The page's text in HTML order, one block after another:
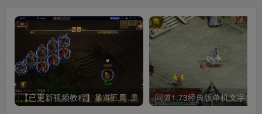
【已更新视频教程】某道五周年单机一键端所有任务均可单机！